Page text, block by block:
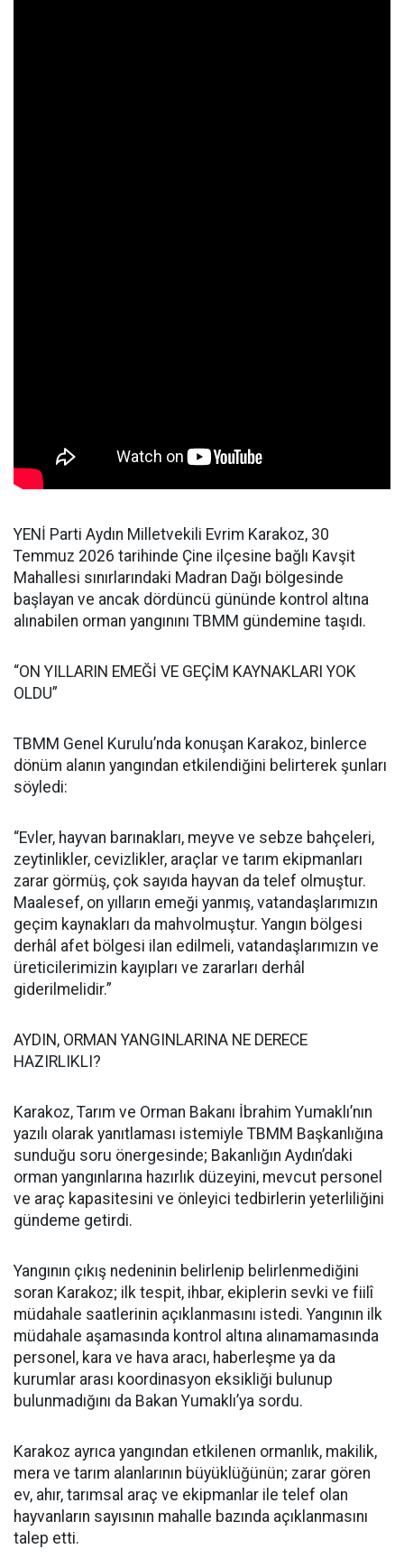
YENİ Parti Aydın Milletvekili Evrim Karakoz, 30
Temmuz 2026 tarihinde Çine ilçesine bağlı Kavşit
Mahallesi sınırlarındaki Madran Dağı bölgesinde
başlayan ve ancak dördüncü gününde kontrol altına
alınabilen orman yangınını TBMM gündemine taşıdı.
“ON YILLARIN EMEĞİ VE GEÇİM KAYNAKLARI YOK
OLDU”
TBMM Genel Kurulu’nda konuşan Karakoz, binlerce
dönüm alanın yangından etkilendiğini belirterek şunları
söyledi:
“Evler, hayvan barınakları, meyve ve sebze bahçeleri,
zeytinlikler, cevizlikler, araçlar ve tarım ekipmanları
zarar görmüş, çok sayıda hayvan da telef olmuştur.
Maalesef, on yılların emeği yanmış, vatandaşlarımızın
geçim kaynakları da mahvolmuştur. Yangın bölgesi
derhâl afet bölgesi ilan edilmeli, vatandaşlarımızın ve
üreticilerimizin kayıpları ve zararları derhâl
giderilmelidir.”
AYDIN, ORMAN YANGINLARINA NE DERECE
HAZIRLIKLI?
Karakoz, Tarım ve Orman Bakanı İbrahim Yumaklı’nın
yazılı olarak yanıtlaması istemiyle TBMM Başkanlığına
sunduğu soru önergesinde; Bakanlığın Aydın’daki
orman yangınlarına hazırlık düzeyini, mevcut personel
ve araç kapasitesini ve önleyici tedbirlerin yeterliliğini
gündeme getirdi.
Yangının çıkış nedeninin belirlenip belirlenmediğini
soran Karakoz; ilk tespit, ihbar, ekiplerin sevki ve fiilî
müdahale saatlerinin açıklanmasını istedi. Yangının ilk
müdahale aşamasında kontrol altına alınamamasında
personel, kara ve hava aracı, haberleşme ya da
kurumlar arası koordinasyon eksikliği bulunup
bulunmadığını da Bakan Yumaklı’ya sordu.
Karakoz ayrıca yangından etkilenen ormanlık, makilik,
mera ve tarım alanlarının büyüklüğünün; zarar gören
ev, ahır, tarımsal araç ve ekipmanlar ile telef olan
hayvanların sayısının mahalle bazında açıklanmasını
talep etti.